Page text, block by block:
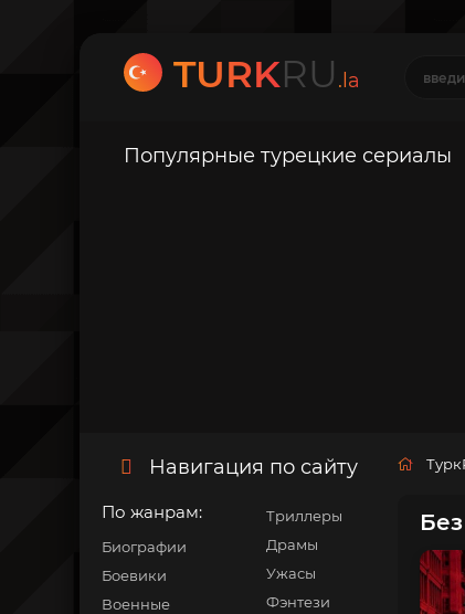
TURKRU .la
Популярные турецкие сериалы
Навигация по сайту
По жанрам:
Биографии
Боевики
Военные
Триллеры
Драмы
Ужасы
Фэнтези